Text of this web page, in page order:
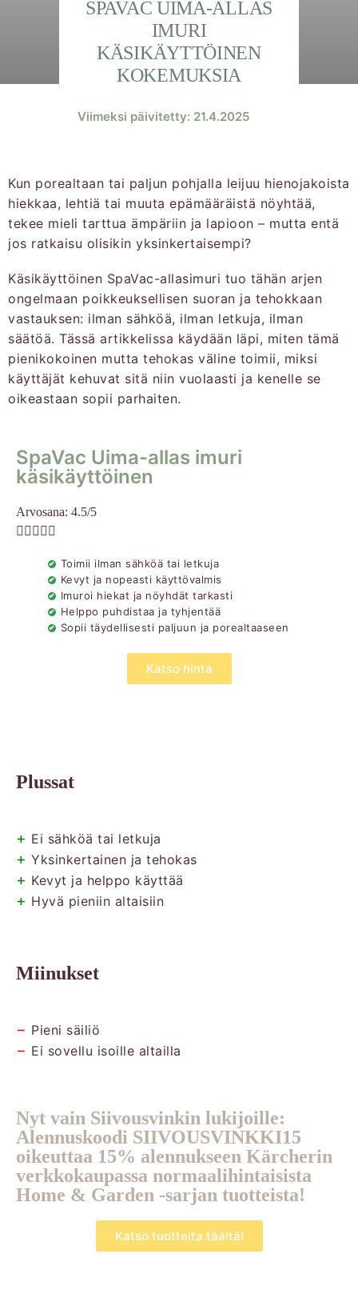
SPAVAC UIMA-ALLAS
IMURI
KÄSIKÄYTTÖINEN
KOKEMUKSIA
Viimeksi päivitetty: 21.4.2025
Kun porealtaan tai paljun pohjalla leijuu hienojakoista
hiekkaa, lehtiä tai muuta epämääräistä nöyhtää,
tekee mieli tarttua ämpäriin ja lapioon – mutta entä
jos ratkaisu olisikin yksinkertaisempi?
Käsikäyttöinen SpaVac-allasimuri tuo tähän arjen
ongelmaan poikkeuksellisen suoran ja tehokkaan
vastauksen: ilman sähköä, ilman letkuja, ilman
säätöä. Tässä artikkelissa käydään läpi, miten tämä
pienikokoinen mutta tehokas väline toimii, miksi
käyttäjät kehuvat sitä niin vuolaasti ja kenelle se
oikeastaan sopii parhaiten.
SpaVac Uima-allas imuri
käsikäyttöinen
Arvosana: 4.5/5
    
Toimii ilman sähköä tai letkuja
Kevyt ja nopeasti käyttövalmis
Imuroi hiekat ja nöyhdät tarkasti
Helppo puhdistaa ja tyhjentää
Sopii täydellisesti paljuun ja porealtaaseen
Katso hinta
Plussat
+ Ei sähköä tai letkuja
+ Yksinkertainen ja tehokas
+ Kevyt ja helppo käyttää
+ Hyvä pieniin altaisiin
Miinukset
− Pieni säiliö
− Ei sovellu isoille altailla
Nyt vain Siivousvinkin lukijoille:
Alennuskoodi SIIVOUSVINKKI15
oikeuttaa 15% alennukseen Kärcherin
verkkokaupassa normaalihintaisista
Home & Garden -sarjan tuotteista!
Katso tuotteita täältä!